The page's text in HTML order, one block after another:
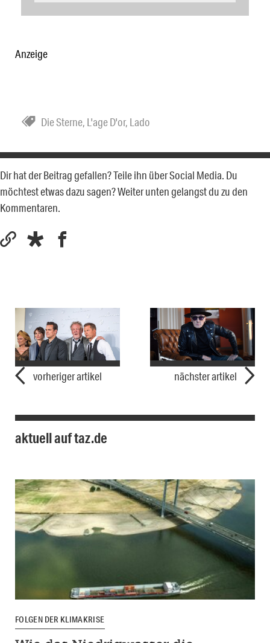
Anzeige
Die Sterne, L'age D'or, Lado
Dir hat der Beitrag gefallen? Teile ihn über Social Media. Du
möchtest etwas dazu sagen? Weiter unten gelangst du zu den
Kommentaren.
vorheriger artikel nächster artikel
aktuell auf taz.de
FOLGEN DER KLIMAKRISE